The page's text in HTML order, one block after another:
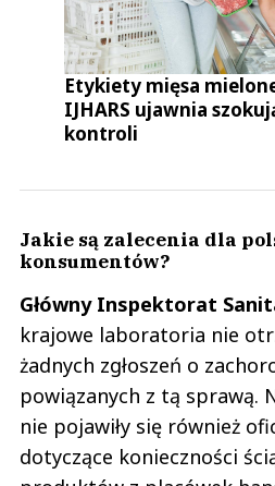
Etykiety mięsa
IJHARS ujawnia
kontroli
Jakie są zalecenia dla
konsumentów?
Główny Inspektorat
krajowe laboratoria nie
żadnych zgłoszeń o
powiązanych z tą sprawą.
nie pojawiły się również
dotyczące konieczności